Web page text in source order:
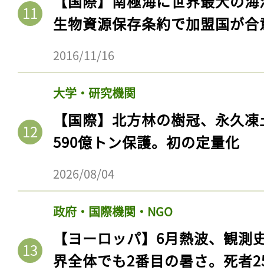
生物資源保存条約で加盟国が合
2016/11/16
大学・研究機関
【国際】北方林の樹冠、永久
590億トン保護。初の定量化
2026/08/04
政府・国際機関・NGO
【ヨーロッパ】6月熱波、観
界全体でも2番目の暑さ。死者